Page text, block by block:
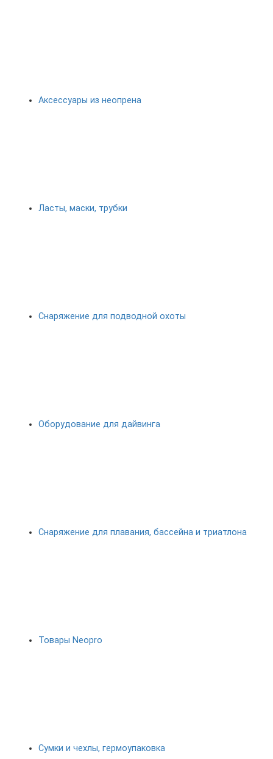
Аксессуары из неопрена
Ласты, маски, трубки
Снаряжение для подводной охоты
Оборудование для дайвинга
Снаряжение для плавания, бассейна и триатлона
Товары Neopro
Сумки и чехлы, гермоупаковка